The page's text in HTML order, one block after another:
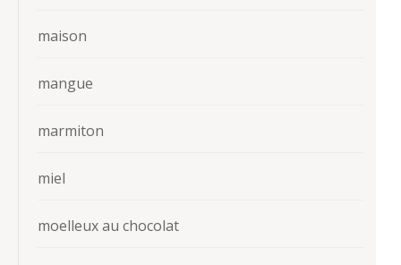
maison
mangue
marmiton
miel
moelleux au chocolat